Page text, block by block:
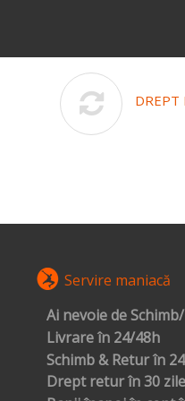
DREPT
Servire maniacă
Ai nevoie de
Livrare în 24/48h
Schimb & Retur în
Drept retur în 30 zile